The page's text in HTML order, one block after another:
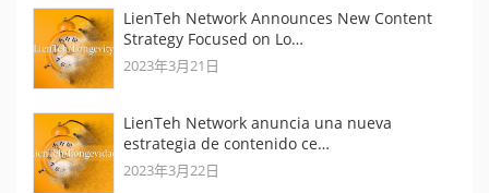
LienTeh Network Announces New Content
Strategy Focused on Lo…
2023年3月21日
LienTeh Network anuncia una nueva
estrategia de contenido ce…
2023年3月22日